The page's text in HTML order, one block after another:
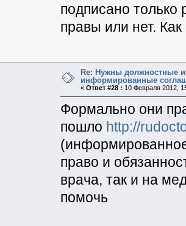
подписано только
правы или нет.
Re: Нужны должностные
информированные
« Ответ #28 : 10 Февраля 2012,
Формально они
пошло http://
право и
врача, так и на
помочь